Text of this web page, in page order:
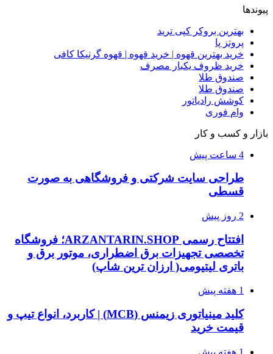
پیوندها
بهترین بروکر کپی ترید
پروتز پا
خرید بهترین قهوه | خرید قهوه | قهوه گرنیکا کافی
خرید ظروف یکبار مصرف
صندوق طلا
صندوق طلا
کوشش رادیاتور
وام فوری
بازار و کسب و کار
4 ساعت پیش
طراحی سایت شرکتی و فروشگاهی به صورت
قسطی
2 روز پیش
افتتاح رسمی ARZANTARIN.SHOP؛ فروشگاه
تخصصی تجهیزات برق اضطراری، موتور برق و
باتری لیتیومی( ارزان ترین شاپ)
1 هفته پیش
کلید مینیاتوری زیمنس (MCB) | کاربرد، انواع تیپ و
قیمت خرید
1 هفته پیش